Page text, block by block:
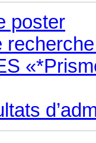
poster